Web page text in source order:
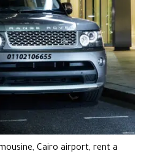
Cairo airport, rent a